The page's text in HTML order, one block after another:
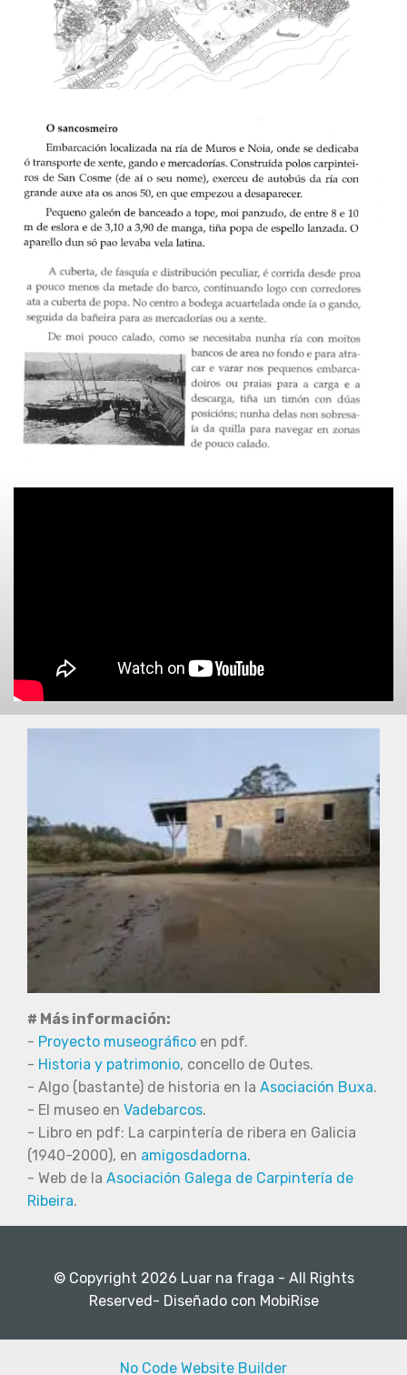
# Más información:
- Proyecto museográfico en pdf.
- Historia y patrimonio, concello de Outes.
- Algo (bastante) de historia en la Asociación Buxa.
- El museo en Vadebarcos.
- Libro en pdf: La carpintería de ribera en Galicia
(1940-2000), en amigosdadorna.
- Web de la Asociación Galega de Carpintería de
Ribeira.
© Copyright 2026 Luar na fraga - All Rights
Reserved- Diseñado con MobiRise
No Code Website Builder